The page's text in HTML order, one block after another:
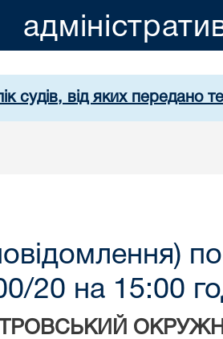
судів, від яких передано
20 на 15:00